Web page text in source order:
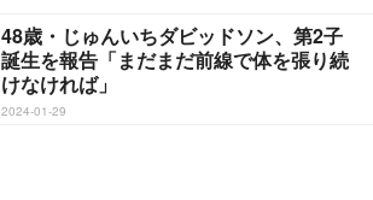
48歳・じゅんいちダビッドソン、第2子
誕生を報告「まだまだ前線で体を張り続
けなければ」
2024-01-29